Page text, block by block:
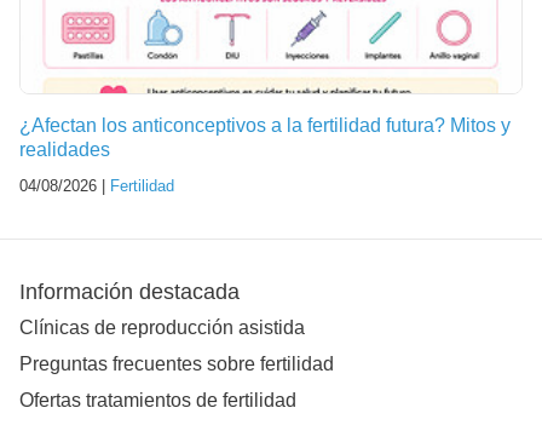
¿Afectan los anticonceptivos a la fertilidad futura? Mitos y
realidades
04/08/2026 | Fertilidad
Información destacada
Clínicas de reproducción asistida
Preguntas frecuentes sobre fertilidad
Ofertas tratamientos de fertilidad